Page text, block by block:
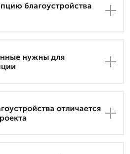
благоустройства
нужны для
отличается